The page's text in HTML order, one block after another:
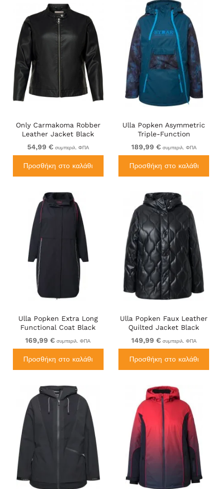
Only Carmakoma Robber
Leather Jacket Black
54,99 € συμπεριλ. ΦΠΑ
Προσθήκη στο καλάθι
Ulla Popken Asymmetric
Triple-Function
Performance Ski Jacket
Teal
189,99 € συμπεριλ. ΦΠΑ
Προσθήκη στο καλάθι
Ulla Popken Extra Long
Functional Coat Black
169,99 € συμπεριλ. ΦΠΑ
Προσθήκη στο καλάθι
Ulla Popken Faux Leather
Quilted Jacket Black
149,99 € συμπεριλ. ΦΠΑ
Προσθήκη στο καλάθι